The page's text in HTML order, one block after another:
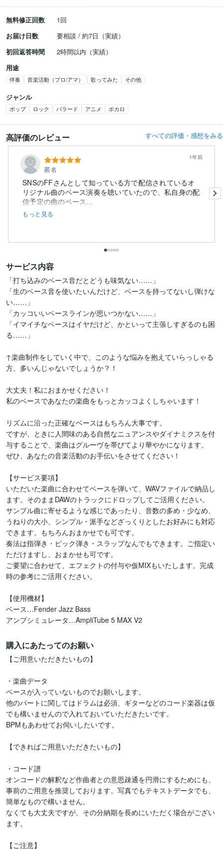
無料修正回数
1回
お届け日数
要相談 / 約7日（実績）
初回返答時間
2時間以内（実績）
用途
伴奏 音楽活動（プロ/アマ） 歌ってみた その他
ジャンル
ポップ ロック バラード アニメ ボカロ
高評価のレビュー すべての評価・感想をみる
匿名
1年前
SNSのFFさんとして知っている方で配信されているオ
リジナル曲のベース演奏を聴いていたので、私自身の配
信予定の曲のベース...
もっと見る
サービス内容
「打ち込みのベース音だとどうも味気ない……」
「生のベース音を使いたいんだけど、ベースを持ってないし弾けな
い……」
「カッコいいベースラインが思いつかない……」
「イマイチなベースはイヤだけど、かといって主張しすぎるのも困
る……」
↑楽曲制作をしていく中で、このような悩みを抱えていらっしゃる
方、多いんじゃないでしょうか？！
大丈夫！私におまかせください！
私のベースであなたの楽曲をもっとカッコよくしちゃいます！
リズムに沿った正確なベースはもちろん大事です。
ですが、ときに人間味のある自然なニュアンスやダイナミクスを付
与することで、楽曲はグルーヴを帯びてより華やかになります。
ぜひ、あなたの音楽活動のお手伝いをさせてください！
【サービス要項】
いただいた楽曲に合わせてベースを弾いて、WAVファイルで納品し
ます。そのままDAWのトラックにドロップしてご活用ください。
サンプル曲に寄せるような感じであったり、音数の多め・少なめ、
うねりの大小、シンプル・派手などざっくりとしたお好みにも対応
できます。もちろんおまかせでも可です。
奏法は指弾き・ピック弾き・スラップなんでもできます。ご指定い
ただけますし、おまかせも可です。
ご要望に合わせて、エフェクトの付与や仮MIXもいたします。完成
時の参考にご活用ください。
【使用機材】
ベース…Fender Jazz Bass
アンプシミュレータ…AmpliTube 5 MAX V2
購入にあたってのお願い
【ご用意いただきたいもの】
・楽曲データ
ベースが入っていないものでお願いします。
他のパートに関してはドラムは必須、ギターなどのコード楽器は仮
でも構いませんので入れておいていただきたいです。
BPMもあわせてお伺いしたいです。
【できればご用意いただきたいもの】
・コード譜
オンコードの解釈など作曲者との意思疎通を円滑にするためにも、
事前のご用意を推奨しております。写真でもテキストデータでも、
簡単なもので構いません。
なくても大丈夫ですが、その分納期を長めにいただく場合がござい
ます。
【ご注意】